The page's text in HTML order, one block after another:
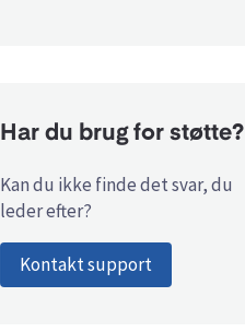
Har du brug for støtte?
Kan du ikke finde det svar, du
leder efter?
Kontakt support